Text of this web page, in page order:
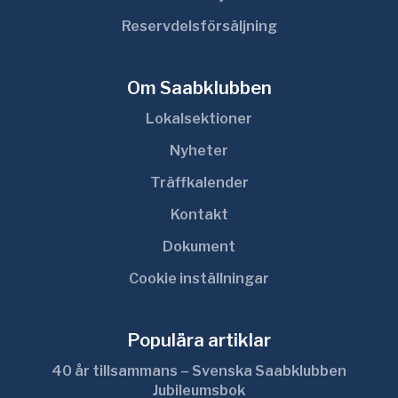
Reservdelsförsäljning
Om Saabklubben
Lokalsektioner
Nyheter
Träffkalender
Kontakt
Dokument
Cookie inställningar
Populära artiklar
40 år tillsammans – Svenska Saabklubben
Jubileumsbok